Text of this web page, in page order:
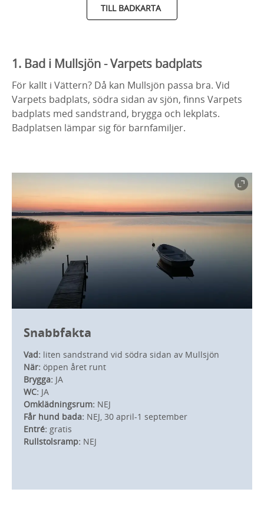
TILL BADKARTA
1. Bad i Mullsjön - Varpets badplats
För kallt i Vättern? Då kan Mullsjön passa bra. Vid
Varpets badplats, södra sidan av sjön, finns Varpets
badplats med sandstrand, brygga och lekplats.
Badplatsen lämpar sig för barnfamiljer.
Snabbfakta
Vad: liten sandstrand vid södra sidan av Mullsjön
När: öppen året runt
Brygga: JA
WC: JA
Omklädningsrum: NEJ
Får hund bada: NEJ, 30 april-1 september
Entré: gratis
Rullstolsramp: NEJ